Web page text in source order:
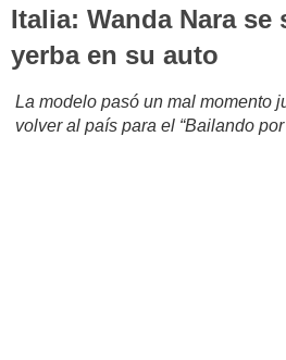
Italia: Wanda Nara
yerba en su auto
La modelo pasó un mal momento
volver al país para el “Bailando por